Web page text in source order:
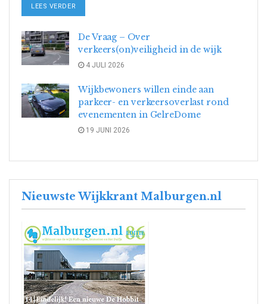
LEES VERDER
De Vraag – Over
verkeers(on)veiligheid in de wijk
4 JULI 2026
Wijkbewoners willen einde aan
parkeer- en verkeersoverlast rond
evenementen in GelreDome
19 JUNI 2026
Nieuwste Wijkkrant Malburgen.nl